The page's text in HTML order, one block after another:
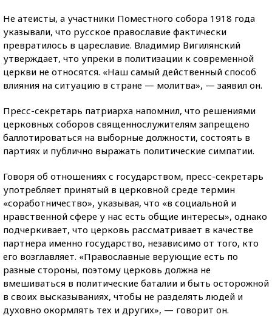
Не атеисты, а участники Поместного собора 1918 года
указывали, что русское православие фактически
превратилось в цареславие. Владимир Вигилянский
утверждает, что упреки в политизации к современной
церкви не относятся. «Наш самый действенный способ
влияния на ситуацию в стране — молитва», — заявил он.
Пресс-секретарь патриарха напомнил, что решениями
церковных соборов священнослужителям запрещено
баллотироваться на выборные должности, состоять в
партиях и публично выражать политические симпатии.
Говоря об отношениях с государством, пресс-секретарь
употребляет принятый в церковной среде термин
«соработничество», указывая, что «в социальной и
нравственной сфере у нас есть общие интересы», однако
подчеркивает, что церковь рассматривает в качестве
партнера именно государство, независимо от того, кто
его возглавляет. «Православные верующие есть по
разные стороны, поэтому церковь должна не
вмешиваться в политические баталии и быть осторожной
в своих высказываниях, чтобы не разделять людей и
духовно окормлять тех и других», — говорит он.